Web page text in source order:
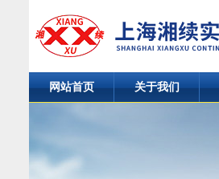
网站首页 关于我们